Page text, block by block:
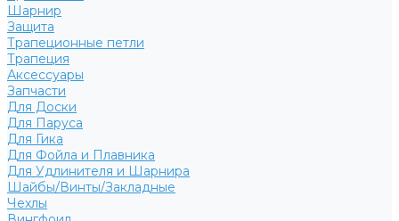
Шарнир
Защита
Трапеционные петли
Трапеция
Аксессуары
Запчасти
Для Доски
Для Паруса
Для Гика
Для Фойла и Плавника
Для Удлинителя и Шарнира
Шайбы/Винты/Закладные
Чехлы